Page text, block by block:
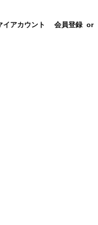
イアカウント 会員登録 or